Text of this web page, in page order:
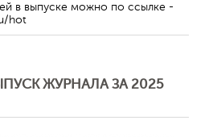
в выпуске можно по ссылке -
hot
ЖУРНАЛА ЗА 2025